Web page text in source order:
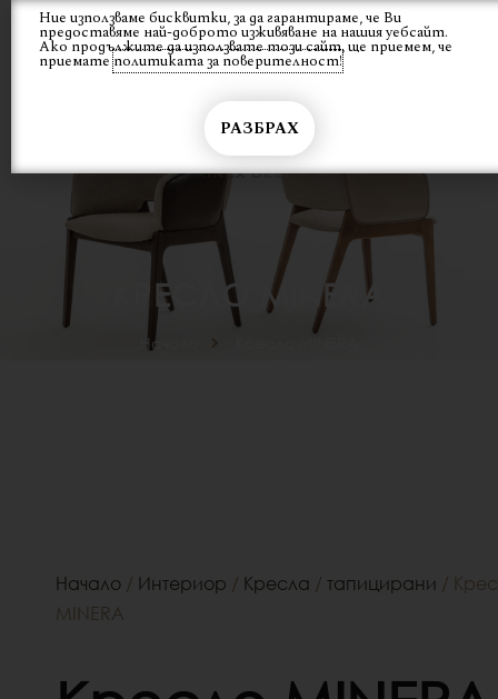
Skip
content
Вход
КРЕСЛО MINERA
Начало
Начало / Интериор / Кресла / тапицирани /
MINERA
Ние използваме бисквитки, за да гарантираме, че Ви
предоставяме най-доброто изживяване на нашия уебсайт.
Ако продължите да използвате този сайт, ще приемем, че
приематеполитиката за поверителност!
РАЗБРАХ